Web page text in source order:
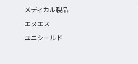
メディカル製品
エヌエス
ユニシールド